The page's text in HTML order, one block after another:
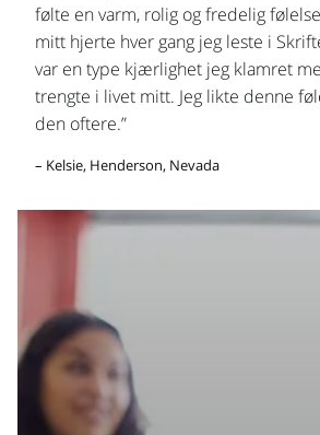
følte en varm, rolig og fredelig
mitt hjerte hver gang jeg leste i
var en type kjærlighet jeg klamret
trengte i livet mitt. Jeg likte denne
den oftere.”
– Kelsie, Henderson, Nevada